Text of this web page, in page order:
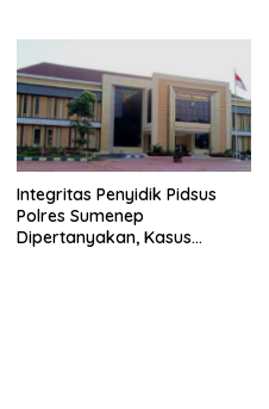
Integritas Penyidik Pidsus
Polres Sumenep
Dipertanyakan, Kasus